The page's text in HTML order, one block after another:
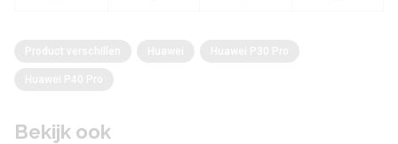
Bekijk ook